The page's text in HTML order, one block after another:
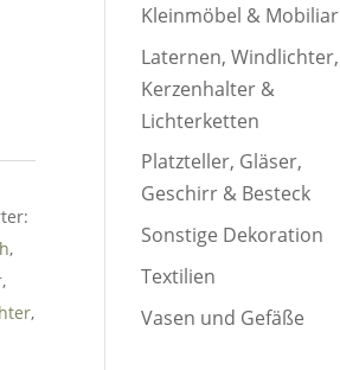
,
,
,
Kleinmöbel & Mobiliar
Laternen, Windlichter,
Kerzenhalter &
Lichterketten
Platzteller, Gläser,
Geschirr & Besteck
Sonstige Dekoration
Textilien
Vasen und Gefäße